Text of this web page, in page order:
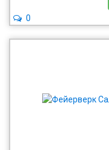
0